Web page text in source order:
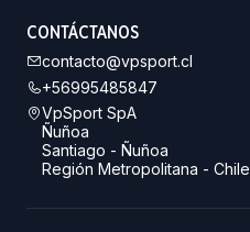
CONTÁCTANOS
contacto@vpsport.cl
+56995485847
VpSport SpA
Ñuñoa
Santiago - Ñuñoa
Región Metropolitana - Chile